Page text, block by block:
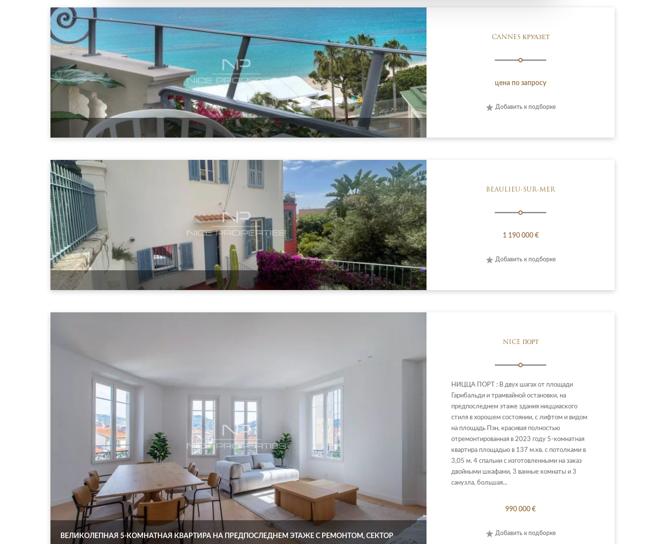
CANNES КРУАЗЕТ
цена по запросу
Добавить к подборке
BEAULIEU-SUR-MER
1 190 000 €
Добавить к подборке
ВЕЛИКОЛЕПНАЯ 5-КОМНАТНАЯ КВАРТИРА НА ПРЕДПОСЛЕДНЕМ ЭТАЖЕ С РЕМОНТОМ, СЕКТОР
NICE ПОРТ
НИЦЦА ПОРТ : В двух шагах от площади
Гарибальди и трамвайной остановки, на
предпоследнем этаже здания ницциаского
стиля в хорошем состоянии, с лифтом и видом
на площадь Пэн, красивая полностью
отремонтированная в 2023 году 5-комнатная
квартира площадью в 137 м.кв. с потолками в
3,05 м. 4 спальни с изготовленными на заказ
двойными шкафами, 3 ванные комнаты и 3
санузла, большая...
990 000 €
Добавить к подборке